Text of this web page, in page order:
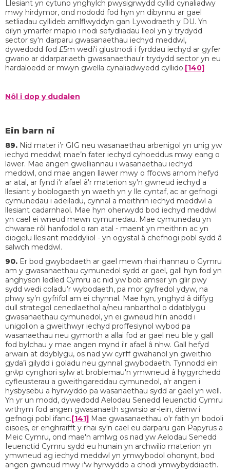
Llesiant yn cytuno ynghylch pwysigrwydd cyllid cynaliadwy
mwy hirdymor, ond nododd fod hyn yn dibynnu ar gael
setliadau cyllideb amlflwyddyn gan Lywodraeth y DU. Yn
dilyn ymarfer mapio i nodi sefydliadau lleol yn y trydydd
sector sy'n darparu gwasanaethau iechyd meddwl,
dywedodd fod £5m wedi'i glustnodi i fyrddau iechyd ar gyfer
gwario ar ddarpariaeth gwasanaethau'r trydydd sector yn eu
hardaloedd er mwyn gwella cynaliadwyedd cyllido. [140]
Nôl i dop y dudalen
Ein barn ni
89. Nid mater i’r GIG neu wasanaethau arbenigol yn unig yw
iechyd meddwl; mae’n fater iechyd cyhoeddus mwy eang o
lawer. Mae angen gwelliannau i wasanaethau iechyd
meddwl, ond mae angen llawer mwy o ffocws arnom hefyd
ar atal, ar fynd i'r afael â'r materion sy'n gwneud iechyd a
llesiant y boblogaeth yn waeth yn y lle cyntaf, ac ar gefnogi
cymunedau i adeiladu, cynnal a meithrin iechyd meddwl a
llesiant cadarnhaol. Mae hyn oherwydd bod iechyd meddwl
yn cael ei wneud mewn cymunedau. Mae cymunedau yn
chwarae rôl hanfodol o ran atal - maent yn meithrin ac yn
diogelu llesiant meddyliol - yn ogystal â chefnogi pobl sydd â
salwch meddwl.
90. Er bod gwybodaeth ar gael mewn rhai rhannau o Gymru
am y gwasanaethau cymunedol sydd ar gael, gall hyn fod yn
anghyson ledled Cymru ac nid yw bob amser yn glir pwy
sydd wedi coladu’r wybodaeth, pa mor gyfredol ydyw, na
phwy sy’n gyfrifol am ei chynnal. Mae hyn, ynghyd â diffyg
dull strategol cenedlaethol a/neu ranbarthol o ddatblygu
gwasanaethau cymunedol, yn ei gwneud hi'n anodd i
unigolion a gweithwyr iechyd proffesiynol wybod pa
wasanaethau neu gymorth a allai fod ar gael neu ble y gall
fod bylchau y mae angen mynd i'r afael â nhw. Gall hefyd
arwain at ddyblygu, os nad yw cyrff gwahanol yn gweithio
gyda’i gilydd i goladu neu gynnal gwybodaeth. Tynnodd ein
grŵp cynghori sylw at broblemau'n ymwneud â hygyrchedd
cyfleusterau a gweithgareddau cymunedol, a'r angen i
hysbysebu a hyrwyddo pa wasanaethau sydd ar gael yn well.
Yn yr un modd, dywedodd Aelodau Senedd Ieuenctid Cymru
wrthym fod angen gwasanaeth sgwrsio ar-lein, dienw i
gefnogi pobl ifanc. [141] Mae gwasanaethau o'r fath yn bodoli
eisoes, er enghraifft y rhai sy'n cael eu darparu gan Papyrus a
Meic Cymru, ond mae'n amlwg os nad yw Aelodau Senedd
Ieuenctid Cymru sydd eu hunain yn archwilio materion yn
ymwneud ag iechyd meddwl yn ymwybodol ohonynt, bod
angen gwneud mwy i'w hyrwyddo a chodi ymwybyddiaeth.